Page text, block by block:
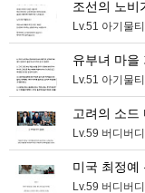
조선의 노비
Lv.51 아기물
유부녀 마을
Lv.51 아기물
고려의 소드
Lv.59 버디버디
미국 최정예
Lv.59 버디버디